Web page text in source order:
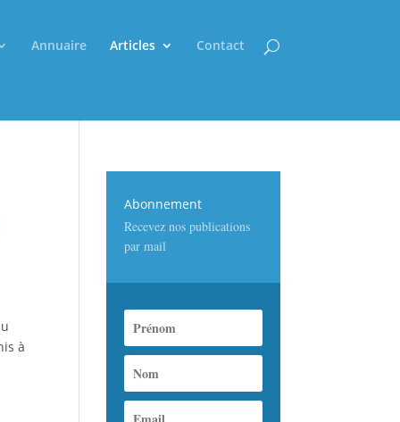
Annuaire Articles Contact
à
Abonnement
Recevez nos publications
par mail